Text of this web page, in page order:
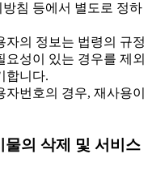
침 등에서 별도로 정하
의 정보는 법령의 규정
요성이 있는 경우를 제외
합니다.
번호의 경우, 재사용이
물의 삭제 및 서비스